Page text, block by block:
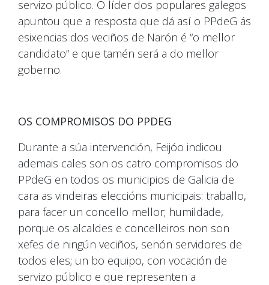
servizo público. O líder dos populares galegos
apuntou que a resposta que dá así o PPdeG ás
esixencias dos veciños de Narón é “o mellor
candidato” e que tamén será a do mellor
goberno.
OS COMPROMISOS DO PPDEG
Durante a súa intervención, Feijóo indicou
ademais cales son os catro compromisos do
PPdeG en todos os municipios de Galicia de
cara as vindeiras eleccións municipais: traballo,
para facer un concello mellor; humildade,
porque os alcaldes e concelleiros non son
xefes de ningún veciños, senón servidores de
todos eles; un bo equipo, con vocación de
servizo público e que representen a